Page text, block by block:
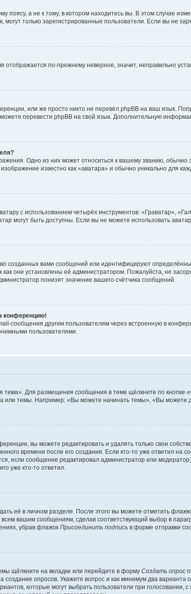
поясу, а не к тому, в котором находитесь вы. В этом случае
могут только зарегистрированные пользователи. Если вы не
отображается по-прежнему неверное, значит, неправильно
или же просто никто не перевёл phpBB на ваш язык.
можете перевести phpBB на свой язык. Дополнительную
Одно из них может относиться к вашему званию,
известно как «аватара» и обычно уникально для
с использованием четырёх инструментов: «Граватар»,
могут быть доступны. Если вы не можете использовать
созданных вами сообщений или идентифицируют
они установлены её администратором. Пожалуйста, не
понизят значение вашего счётчика сообщений.
конференцию!
сообщения другим пользователям через встроенную в
пользователями.
Для размещения сообщения в теме щёлкните по кнопке
или темы. Например: «Вы можете начинать темы», «Вы можете
вы можете редактировать и удалять только свои
времени после его создания. Если кто-то уже ответил
если сообщение редактировал администратор или
уже кто-то ответил.
её в личном разделе. После этого вы можете отметить
вашим сообщениям, сделав соответствующий выбор в
убрав флажок Присоединить подпись в форме отправки
щёлкните на вкладке или перейдите в форму Создать опрос
опросов. Укажите вопрос и как минимум два
которые могут выбрать пользователи при